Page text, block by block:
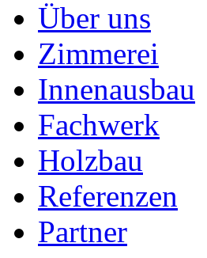
Über uns
Zimmerei
Innenausbau
Fachwerk
Holzbau
Referenzen
Partner